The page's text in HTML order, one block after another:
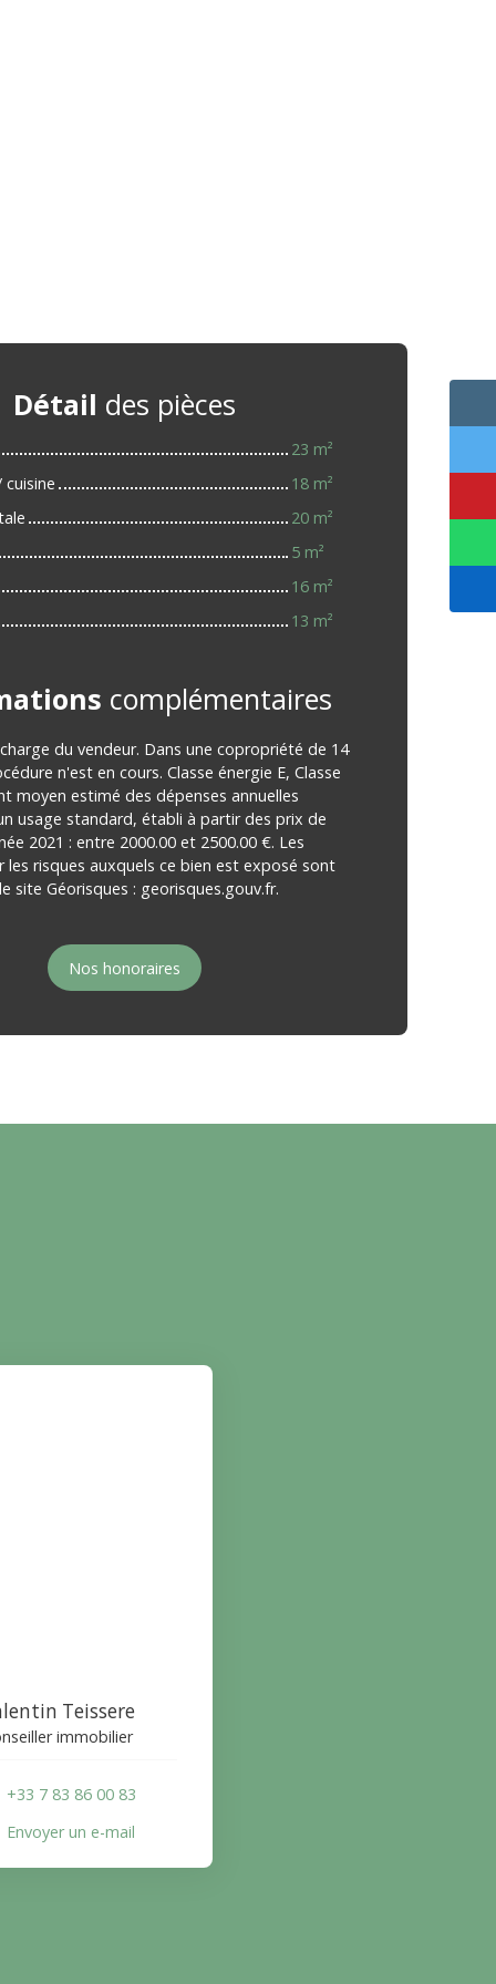
Détail des pièces
23 m²
cuisine
18 m²
20 m²
5 m²
16 m²
13 m²
complémentaires
du vendeur. Dans une copropriété de 14
n'est en cours. Classe énergie E, Classe
moyen estimé des dépenses annuelles
usage standard, établi à partir des prix de
2021 : entre 2000.00 et 2500.00 €. Les
les risques auxquels ce bien est exposé sont
site Géorisques : georisques.gouv.fr.
Nos honoraires
Teissere
immobilier
+33 7 83 86 00 83
Envoyer un e-mail